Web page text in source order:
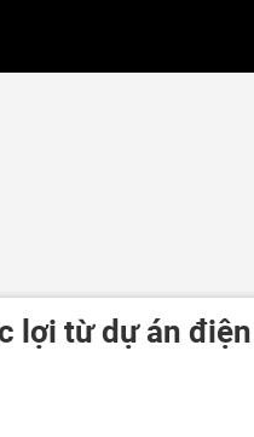
lợi từ dự án điện